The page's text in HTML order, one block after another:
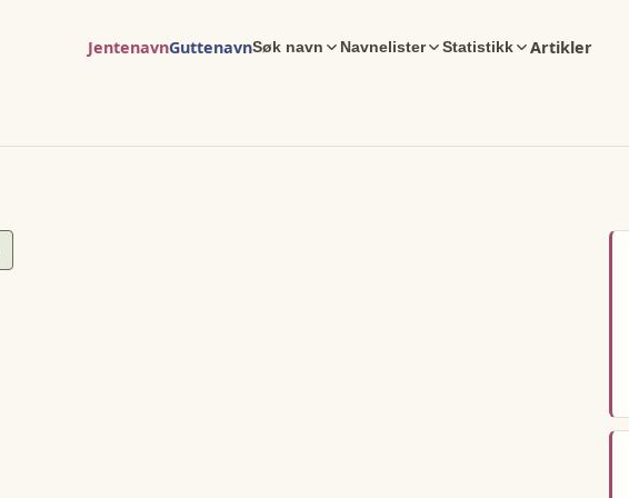
JentenavnGuttenavnSøk navn Navnelister Statistikk Artikler